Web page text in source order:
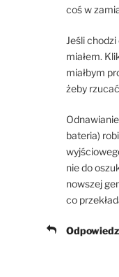
coś w
Jeśli
miałem.
miałbym
żeby
bateria)
nie do
nowszej
co
Odpowiedz